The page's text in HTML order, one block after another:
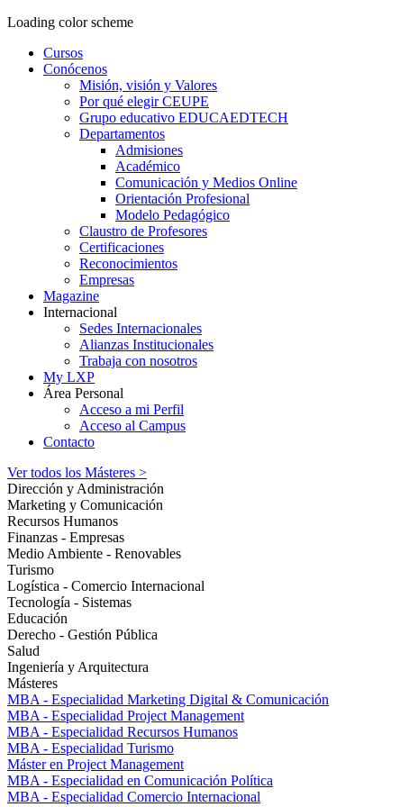
Loading color scheme
Cursos
Conócenos
Misión, visión y Valores
Por qué elegir CEUPE
Grupo educativo EDUCAEDTECH
Departamentos
Admisiones
Académico
Comunicación y Medios Online
Orientación Profesional
Modelo Pedagógico
Claustro de Profesores
Certificaciones
Reconocimientos
Empresas
Magazine
Internacional
Sedes Internacionales
Alianzas Institucionales
Trabaja con nosotros
My LXP
Área Personal
Acceso a mi Perfil
Acceso al Campus
Contacto
Ver todos los Másteres >
Dirección y Administración
Marketing y Comunicación
Recursos Humanos
Finanzas - Empresas
Medio Ambiente - Renovables
Turismo
Logística - Comercio Internacional
Tecnología - Sistemas
Educación
Derecho - Gestión Pública
Salud
Ingeniería y Arquitectura
Másteres
MBA - Especialidad Marketing Digital & Comunicación
MBA - Especialidad Project Management
MBA - Especialidad Recursos Humanos
MBA - Especialidad Turismo
Máster en Project Management
MBA - Especialidad en Comunicación Política
MBA - Especialidad Comercio Internacional